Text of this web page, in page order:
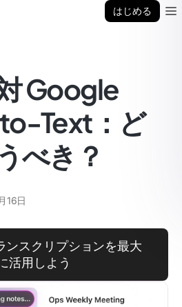
はじめる
Google
Text：ど
べき？
16日
ンスクリプションを最大
活用しよう